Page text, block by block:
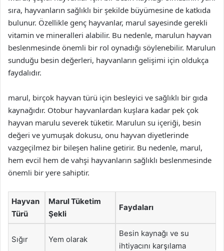
sıra, hayvanların sağlıklı bir şekilde büyümesine de katkıda
bulunur. Özellikle genç hayvanlar, marul sayesinde gerekli
vitamin ve mineralleri alabilir. Bu nedenle, marulun hayvan
beslenmesinde önemli bir rol oynadığı söylenebilir. Marulun
sunduğu besin değerleri, hayvanların gelişimi için oldukça
faydalıdır.
marul, birçok hayvan türü için besleyici ve sağlıklı bir gıda
kaynağıdır. Otobur hayvanlardan kuşlara kadar pek çok
hayvan marulu severek tüketir. Marulun su içeriği, besin
değeri ve yumuşak dokusu, onu hayvan diyetlerinde
vazgeçilmez bir bileşen haline getirir. Bu nedenle, marul,
hem evcil hem de vahşi hayvanların sağlıklı beslenmesinde
önemli bir yere sahiptir.
Hayvan
Türü
Marul Tüketim
Şekli
Faydaları
Sığır Yem olarak
Besin kaynağı ve su
ihtiyacını karşılama